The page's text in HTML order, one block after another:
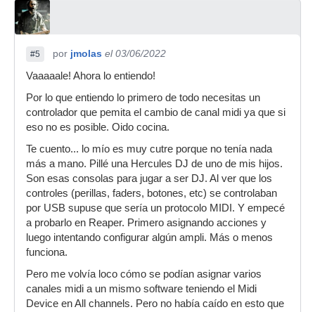
#5 por jmolas el 03/06/2022
Vaaaaale! Ahora lo entiendo!
Por lo que entiendo lo primero de todo necesitas un
controlador que pemita el cambio de canal midi ya que si
eso no es posible. Oido cocina.
Te cuento... lo mío es muy cutre porque no tenía nada
más a mano. Pillé una Hercules DJ de uno de mis hijos.
Son esas consolas para jugar a ser DJ. Al ver que los
controles (perillas, faders, botones, etc) se controlaban
por USB supuse que sería un protocolo MIDI. Y empecé
a probarlo en Reaper. Primero asignando acciones y
luego intentando configurar algún ampli. Más o menos
funciona.
Pero me volvía loco cómo se podían asignar varios
canales midi a un mismo software teniendo el Midi
Device en All channels. Pero no había caído en esto que